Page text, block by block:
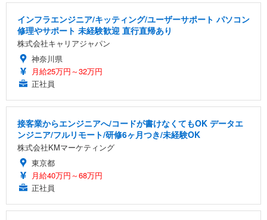
インフラエンジニア/キッティング/ユーザーサポート パソコン
修理やサポート 未経験歓迎 直行直帰あり
株式会社キャリアジャパン
神奈川県
月給25万円～32万円
正社員
接客業からエンジニアへ/コードが書けなくてもOK データエ
ンジニア/フルリモート/研修6ヶ月つき/未経験OK
株式会社KMマーケティング
東京都
月給40万円～68万円
正社員